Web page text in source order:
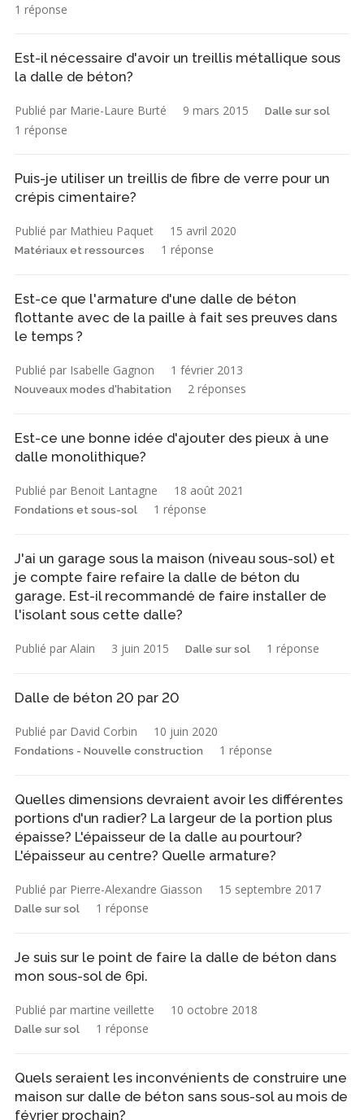
1 réponse
Est-il nécessaire d'avoir un treillis métallique sous
la dalle de béton?
Publié par Marie-Laure Burté 9 mars 2015 Dalle sur sol
1 réponse
Puis-je utiliser un treillis de fibre de verre pour un
crépis cimentaire?
Publié par Mathieu Paquet 15 avril 2020
Matériaux et ressources 1 réponse
Est-ce que l'armature d'une dalle de béton
flottante avec de la paille à fait ses preuves dans
le temps ?
Publié par Isabelle Gagnon 1 février 2013
Nouveaux modes d'habitation 2 réponses
Est-ce une bonne idée d'ajouter des pieux à une
dalle monolithique?
Publié par Benoit Lantagne 18 août 2021
Fondations et sous-sol 1 réponse
J'ai un garage sous la maison (niveau sous-sol) et
je compte faire refaire la dalle de béton du
garage. Est-il recommandé de faire installer de
l'isolant sous cette dalle?
Publié par Alain 3 juin 2015 Dalle sur sol 1 réponse
Dalle de béton 20 par 20
Publié par David Corbin 10 juin 2020
Fondations - Nouvelle construction 1 réponse
Quelles dimensions devraient avoir les différentes
portions d'un radier? La largeur de la portion plus
épaisse? L'épaisseur de la dalle au pourtour?
L'épaisseur au centre? Quelle armature?
Publié par Pierre-Alexandre Giasson 15 septembre 2017
Dalle sur sol 1 réponse
Je suis sur le point de faire la dalle de béton dans
mon sous-sol de 6pi.
Publié par martine veillette 10 octobre 2018
Dalle sur sol 1 réponse
Quels seraient les inconvénients de construire une
maison sur dalle de béton sans sous-sol au mois de
février prochain?